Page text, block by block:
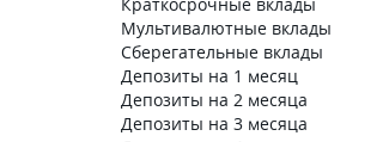
Мультивалютные вклады
Сберегательные вклады
Депозиты на 1 месяц
Депозиты на 2 месяца
Депозиты на 3 месяца